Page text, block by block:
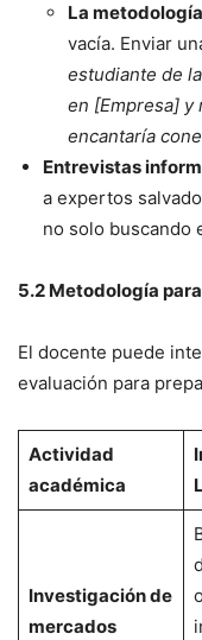
La
vacía. Enviar
estudiante de
en [Empresa] y
encantaría
Entrevistas
a expertos
no solo buscando
5.2 Metodología
El docente puede
evaluación para
Actividad
académica
Investigación de
mercados